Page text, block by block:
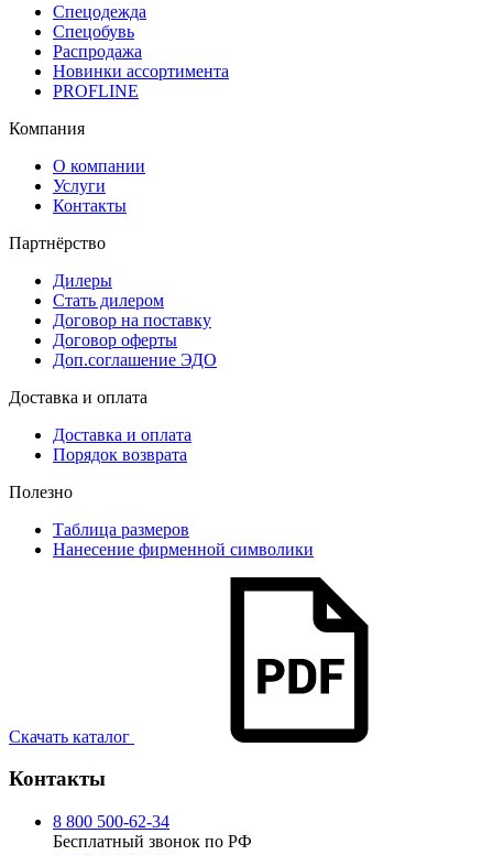
Спецодежда
Спецобувь
Распродажа
Новинки ассортимента
PROFLINE
Компания
О компании
Услуги
Контакты
Партнёрство
Дилеры
Стать дилером
Договор на поставку
Договор оферты
Доп.соглашение ЭДО
Доставка и оплата
Доставка и оплата
Порядок возврата
Полезно
Таблица размеров
Нанесение фирменной символики
Скачать каталог
Контакты
8 800 500-62-34
Бесплатный звонок по РФ